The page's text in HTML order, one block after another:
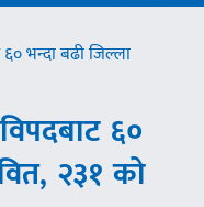
भन्दा बढी जिल्ला
६०
२३१ को